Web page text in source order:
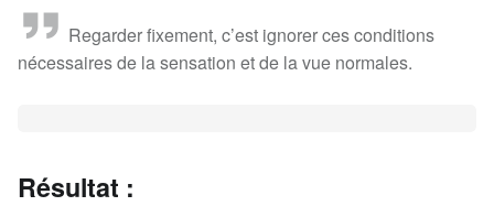
Regarder fixement, c’est ignorer ces conditions
nécessaires de la sensation et de la vue normales.
Résultat :